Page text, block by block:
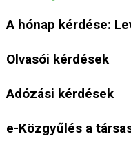
A hónap kérdése:
Olvasói kérdések
Adózási kérdések
e-Közgyűlés a